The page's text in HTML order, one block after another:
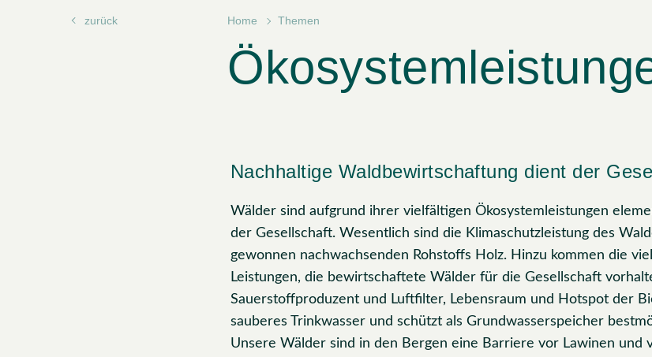
zurück Home Themen
Nachhaltige Waldbewirtschaftung dient der
Wälder sind aufgrund ihrer vielfältigen Ökosystemleistungen
der Gesellschaft. Wesentlich sind die Klimaschutzleistung des
gewonnen nachwachsenden Rohstoffs Holz. Hinzu kommen die
Leistungen, die bewirtschaftete Wälder für die Gesellschaft
Sauerstoffproduzent und Luftfilter, Lebensraum und Hotspot der
sauberes Trinkwasser und schützt als Grundwasserspeicher
Unsere Wälder sind in den Bergen eine Barriere vor Lawinen und